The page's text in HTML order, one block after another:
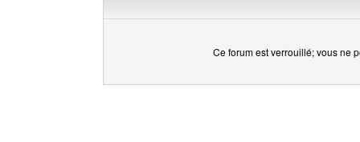
Ce forum est verrouillé; vous ne